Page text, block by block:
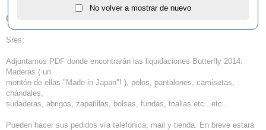
06.11.2014
Sres;
Adjuntamos PDF donde encontrarán las liquidaciones Butterfly 2014:
Maderas ( un
montón de ellas "Made in Japan"! ), polos, pantalones, camisetas,
chándales,
sudaderas, abrigos, zapatillas, bolsas, fundas, toallas etc...etc...
Pueden hacer sus pedidos vía telefónica, mail y tienda. En breve estará
No volver a mostrar de nuevo